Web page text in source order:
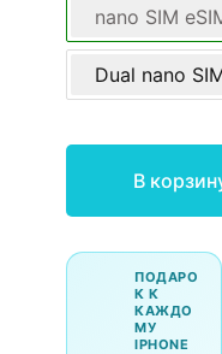
nano SIM
Dual nano
В
ПОДАРО
К К
КАЖДО
МУ
IPHONE